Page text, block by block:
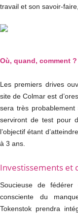
travail et son savoir-
Où, quand, comment ?
Les premiers drives
site de Colmar est
sera très
serviront de test pour
l’objectif étant
à 3 ans.
Investissements et
Soucieuse de fédérer
consciente du
Tokenstok prendra